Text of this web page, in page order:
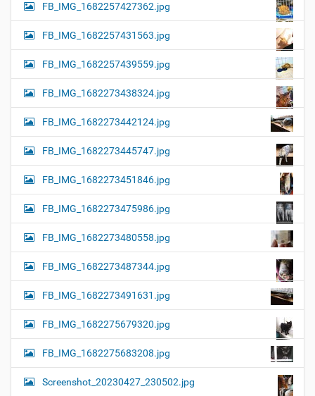
FB_IMG_1682257427362.jpg
FB_IMG_1682257431563.jpg
FB_IMG_1682257439559.jpg
FB_IMG_1682273438324.jpg
FB_IMG_1682273442124.jpg
FB_IMG_1682273445747.jpg
FB_IMG_1682273451846.jpg
FB_IMG_1682273475986.jpg
FB_IMG_1682273480558.jpg
FB_IMG_1682273487344.jpg
FB_IMG_1682273491631.jpg
FB_IMG_1682275679320.jpg
FB_IMG_1682275683208.jpg
Screenshot_20230427_230502.jpg